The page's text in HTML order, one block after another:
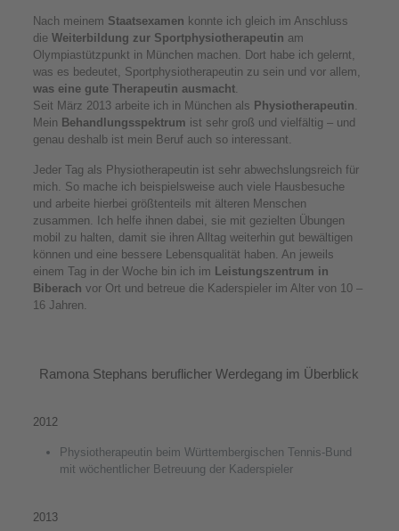
Nach meinem Staatsexamen konnte ich gleich im Anschluss
die Weiterbildung zur Sportphysiotherapeutin am
Olympiastützpunkt in München machen. Dort habe ich gelernt,
was es bedeutet, Sportphysiotherapeutin zu sein und vor allem,
was eine gute Therapeutin ausmacht.
Seit März 2013 arbeite ich in München als Physiotherapeutin.
Mein Behandlungsspektrum ist sehr groß und vielfältig – und
genau deshalb ist mein Beruf auch so interessant.
Jeder Tag als Physiotherapeutin ist sehr abwechslungsreich für
mich. So mache ich beispielsweise auch viele Hausbesuche
und arbeite hierbei größtenteils mit älteren Menschen
zusammen. Ich helfe ihnen dabei, sie mit gezielten Übungen
mobil zu halten, damit sie ihren Alltag weiterhin gut bewältigen
können und eine bessere Lebensqualität haben. An jeweils
einem Tag in der Woche bin ich im Leistungszentrum in
Biberach vor Ort und betreue die Kaderspieler im Alter von 10 –
16 Jahren.
Ramona Stephans beruflicher Werdegang im Überblick
2012
Physiotherapeutin beim Württembergischen Tennis-Bund
mit wöchentlicher Betreuung der Kaderspieler
2013